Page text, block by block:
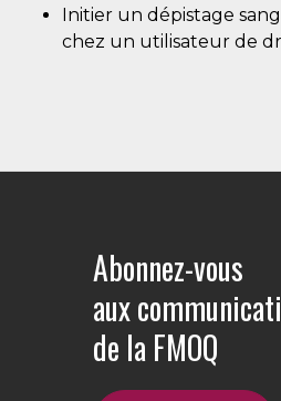
Initier un dépistage
chez un utilisateur de
Abonnez-vous
aux
de la FMOQ